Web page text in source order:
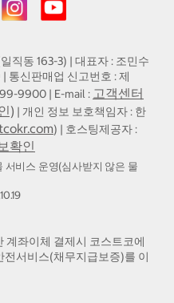
직동 163-3) | 대표자 : 조민수
통신판매업 신고번호 : 제
9900 | E-mail : 고객센터
) | 개인 정보 보호책임자 : 한
) | 호스팅제공자 :
확인
비스 운영(심사받지 않은 물
계좌이체 결제시 코스트코에
전서비스(채무지급보증)를 이